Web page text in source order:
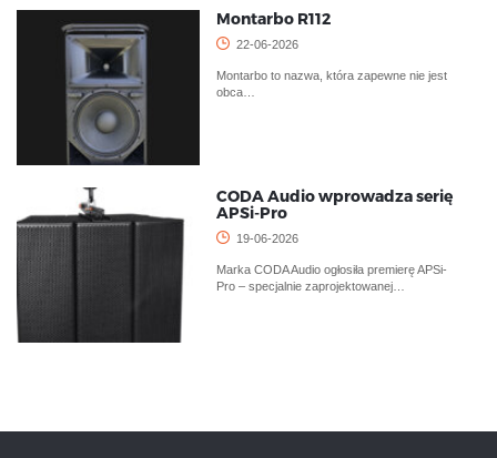
Montarbo R112
22-06-2026
Montarbo to nazwa, która zapewne nie jest
obca…
CODA Audio wprowadza serię
APSi-Pro
19-06-2026
Marka CODA Audio ogłosiła premierę APSi-
Pro – specjalnie zaprojektowanej…